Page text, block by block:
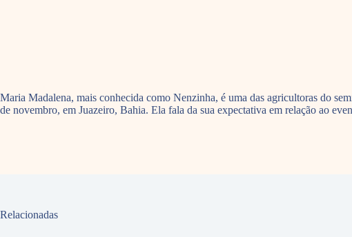
Maria Madalena, mais conhecida como Nenzinha, é uma das agricultoras do
de novembro, em Juazeiro, Bahia. Ela fala da sua expectativa em relação ao
Relacionadas